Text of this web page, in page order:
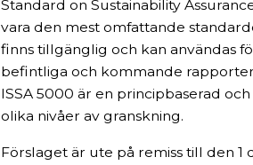
Standard on Sustainability
vara den mest omfattande
finns tillgänglig och kan användas
befintliga och kommande
ISSA 5000 är en principbaserad
olika nivåer av granskning.
Förslaget är ute på remiss till den 1